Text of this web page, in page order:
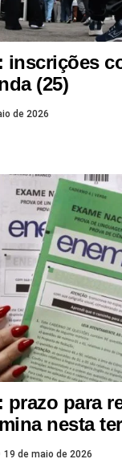
inscrições
(25)
de 2026
prazo para
nesta
19 de maio de 2026